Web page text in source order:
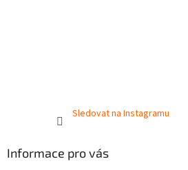
Sledovat na Instagramu
Informace pro vás